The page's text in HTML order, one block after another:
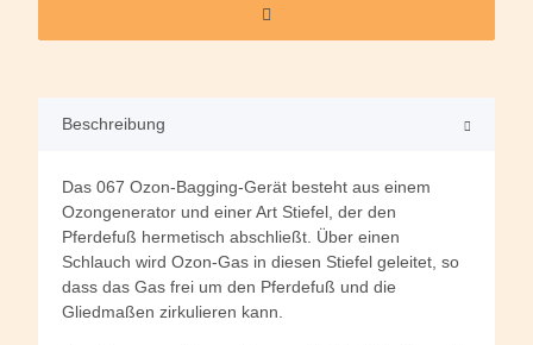
Beschreibung
Das 067 Ozon-Bagging-Gerät besteht aus einem
Ozongenerator und einer Art Stiefel, der den
Pferdefuß hermetisch abschließt. Über einen
Schlauch wird Ozon-Gas in diesen Stiefel geleitet, so
dass das Gas frei um den Pferdefuß und die
Gliedmaßen zirkulieren kann.